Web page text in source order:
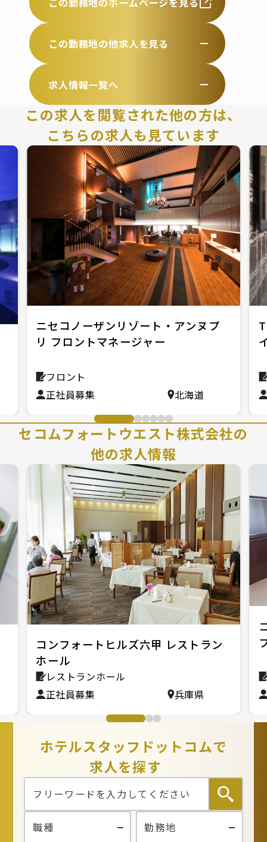
この勤務地の他求人を見る
求人情報一覧へ
この求人を閲覧された他の方は、
こちらの求人も見ています
ニセコノーザンリゾート・アンヌプ
リ フロントマネージャー
フロント
正社員募集
北海道
セコムフォートウエスト株式会社の
他の求人情報
コンフォートヒルズ六甲 レストラン
ホール
レストランホール
正社員募集
兵庫県
ホテルスタッフドットコムで
求人を探す